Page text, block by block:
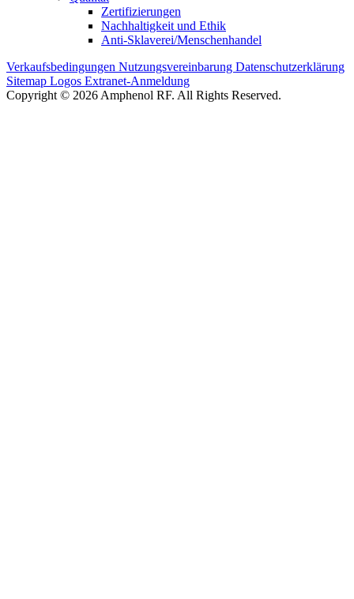
Zertifizierungen
Nachhaltigkeit und Ethik
Anti-Sklaverei/Menschenhandel
Verkaufsbedingungen Nutzungsvereinbarung Datenschutzerklärung
Sitemap Logos Extranet-Anmeldung
Copyright © 2026 Amphenol RF. All Rights Reserved.